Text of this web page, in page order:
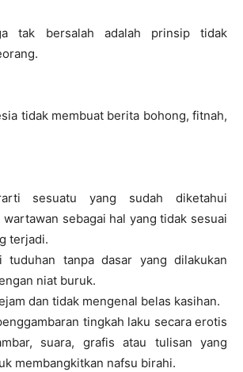
tak bersalah adalah prinsip tidak
tidak membuat berita bohong, fitnah,
sesuatu yang sudah diketahui
sebagai hal yang tidak sesuai
terjadi.
tuduhan tanpa dasar yang dilakukan
niat buruk.
dan tidak mengenal belas kasihan.
tingkah laku secara erotis
suara, grafis atau tulisan yang
membangkitkan nafsu birahi.